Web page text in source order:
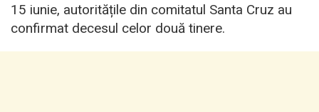
15 iunie, autoritățile din comitatul Santa Cruz au
confirmat decesul celor două tinere.